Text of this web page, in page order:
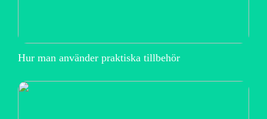
Hur man använder praktiska tillbehör